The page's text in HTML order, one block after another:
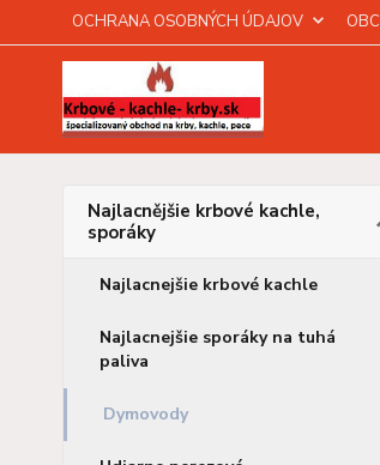
OCHRANA OSOBNÝCH ÚDAJOV
Najlacnějšie krbové kachle,
sporáky
Najlacnejšie krbové kachle
Najlacnejšie sporáky na tuhá
paliva
Dymovody